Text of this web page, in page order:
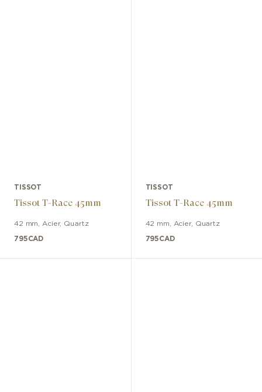
TISSOT
Tissot T-Race 45mm
42 mm Acier, Quartz
795CAD
TISSOT
Tissot T-Race 45mm
42 mm Acier, Quartz
795CAD